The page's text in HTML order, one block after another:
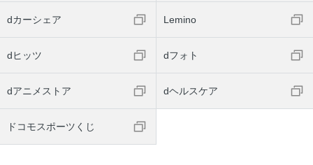
dカーシェア Lemino
dヒッツ dフォト
dアニメストア dヘルスケア
ドコモスポーツくじ